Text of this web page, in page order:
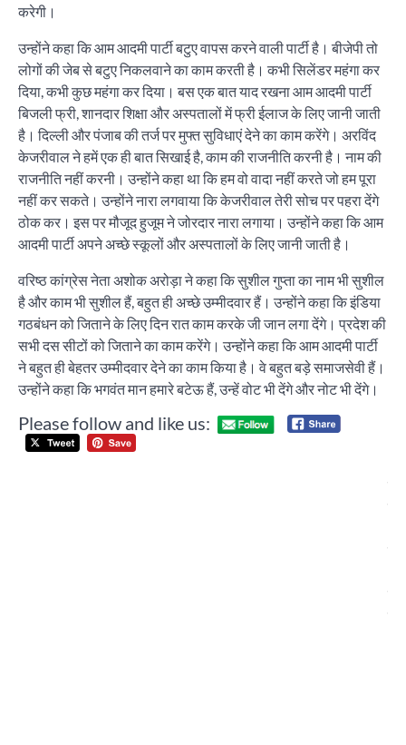
करेगी।
उन्होंने कहा कि आम आदमी पार्टी बटुए वापस करने वाली पार्टी है। बीजेपी तो
लोगों की जेब से बटुए निकलवाने का काम करती है। कभी सिलेंडर महंगा कर
दिया, कभी कुछ महंगा कर दिया। बस एक बात याद रखना आम आदमी पार्टी
बिजली फ्री, शानदार शिक्षा और अस्पतालों में फ्री ईलाज के लिए जानी जाती
है। दिल्ली और पंजाब की तर्ज पर मुफ्त सुविधाएं देने का काम करेंगे। अरविंद
केजरीवाल ने हमें एक ही बात सिखाई है, काम की राजनीति करनी है। नाम की
राजनीति नहीं करनी। उन्होंने कहा था कि हम वो वादा नहीं करते जो हम पूरा
नहीं कर सकते। उन्होंने नारा लगवाया कि केजरीवाल तेरी सोच पर पहरा देंगे
ठोक कर। इस पर मौजूद हुजूम ने जोरदार नारा लगाया। उन्होंने कहा कि आम
आदमी पार्टी अपने अच्छे स्कूलों और अस्पतालों के लिए जानी जाती है।
वरिष्ठ कांग्रेस नेता अशोक अरोड़ा ने कहा कि सुशील गुप्ता का नाम भी सुशील
है और काम भी सुशील हैं, बहुत ही अच्छे उम्मीदवार हैं। उन्होंने कहा कि इंडिया
गठबंधन को जिताने के लिए दिन रात काम करके जी जान लगा देंगे। प्रदेश की
सभी दस सीटों को जिताने का काम करेंगे। उन्होंने कहा कि आम आदमी पार्टी
ने बहुत ही बेहतर उम्मीदवार देने का काम किया है। वे बहुत बड़े समाजसेवी हैं।
उन्होंने कहा कि भगवंत मान हमारे बटेऊ हैं, उन्हें वोट भी देंगे और नोट भी देंगे।
Please follow and like us:
Post